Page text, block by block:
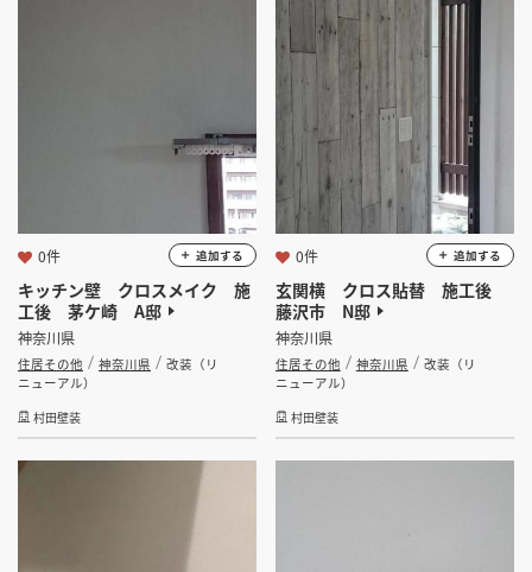
キッチン壁 クロスメイク 施
工後 茅ケ崎 A邸
神奈川県
住居その他 神奈川県
改装（リ
ニューアル）
村田壁装
0件 追加する
玄関横 クロス貼替 施工後
藤沢市 N邸
神奈川県
住居その他 神奈川県
改装（リ
ニューアル）
村田壁装
0件 追加する